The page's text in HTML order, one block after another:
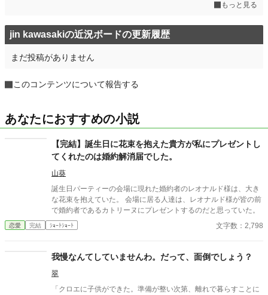
もっと見る
jin kawasakiの近況ボードの更新履歴
まだ投稿がありません
このコンテンツについて報告する
あなたにおすすめの小説
【完結】誕生日に花束を抱えた貴方が私にプレゼントし
てくれたのは婚約解消届でした。
山葵
誕生日パーティーの会場に現れた婚約者のレオナルド様は、大き
な花束を抱えていた。 会場に居る人達は、レオナルド様が皆の前
で婚約者であるカトリーヌにプレゼントするのだと思っていた。
恋愛 完結 ｼｮｰﾄｼｮｰﾄ 文字数：2,798
我慢なんてしていませんわ。だって、面倒でしょう？
翠
「クロエに子供ができた。準備が整い次第、離れで暮らすことに